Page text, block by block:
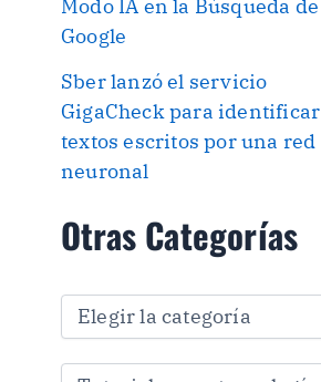
Modo IA en la Búsqueda de
Google
Sber lanzó el servicio
GigaCheck para identificar
textos escritos por una red
neuronal
Otras Categorías
O
a